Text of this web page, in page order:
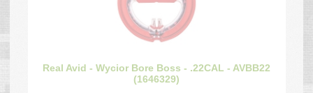
Real Avid - Wycior Bore Boss - .22CAL - AVBB22
(1646329)